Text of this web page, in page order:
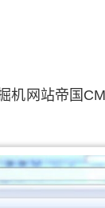
机网站帝国